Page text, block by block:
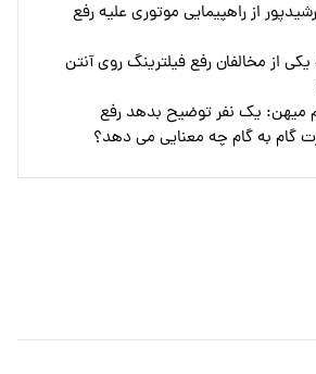
از راهپیمایی موتوری علیه رفع
از مخالفان رفع فیلترینگ روی آنتن
میهن: یک نفر توضیح بدهد رفع
گام به گام چه معنایی می دهد؟